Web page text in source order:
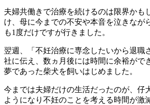
夫婦共働きで治療を続けるのは限界かも
け、母に今までの不安や本音を泣きなが
も1度だけですが行きました。
翌週、「不妊治療に専念したいから退職
社に伝え、数ヵ月後には時間に余裕がで
夢であった柴犬を飼いはじめました。
今までは夫婦だけの生活だったのが、仔
ようになり不妊のことを考える時間が激